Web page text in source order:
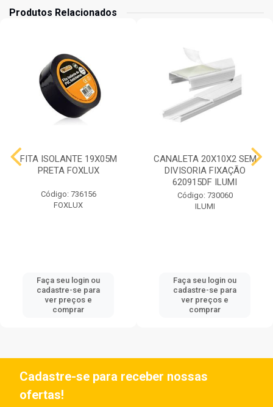
Produtos Relacionados
FITA ISOLANTE 19X05M
PRETA FOXLUX
Código: 736156
FOXLUX
Faça seu login ou
cadastre-se para
ver preços e
comprar
CANALETA 20X10X2 SEM
DIVISORIA FIXAÇÃO
620915DF ILUMI
Código: 730060
ILUMI
Faça seu login ou
cadastre-se para
ver preços e
comprar
Cadastre-se para receber nossas
ofertas!